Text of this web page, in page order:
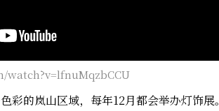
彩的岚山区域，每年12月都会举办灯饰展。